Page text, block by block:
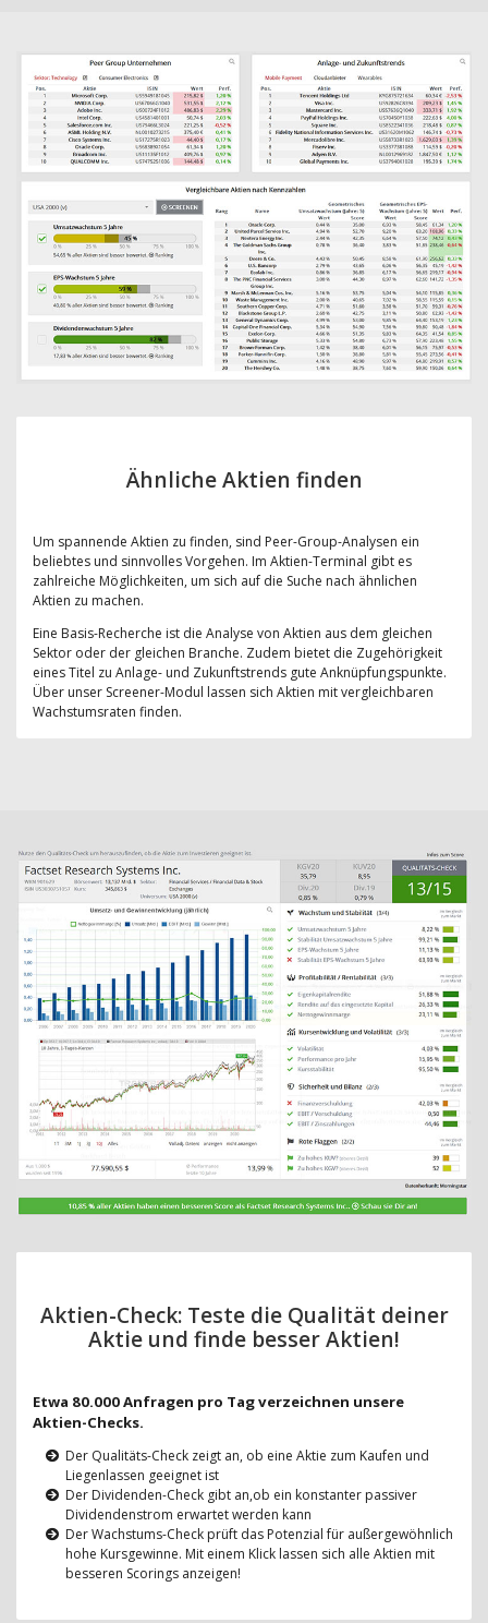
Ähnliche Aktien finden
Um spannende Aktien zu finden, sind Peer-Group-Analysen ein
beliebtes und sinnvolles Vorgehen. Im Aktien-Terminal gibt es
zahlreiche Möglichkeiten, um sich auf die Suche nach ähnlichen
Aktien zu machen.
Eine Basis-Recherche ist die Analyse von Aktien aus dem gleichen
Sektor oder der gleichen Branche. Zudem bietet die Zugehörigkeit
eines Titel zu Anlage- und Zukunftstrends gute Anknüpfungspunkte.
Über unser Screener-Modul lassen sich Aktien mit vergleichbaren
Wachstumsraten finden.
Aktien-Check: Teste die Qualität deiner
Aktie und finde besser Aktien!
Etwa 80.000 Anfragen pro Tag verzeichnen unsere
Aktien-Checks.
Der Qualitäts-Check zeigt an, ob eine Aktie zum Kaufen und
Liegenlassen geeignet ist
Der Dividenden-Check gibt an,ob ein konstanter passiver
Dividendenstrom erwartet werden kann
Der Wachstums-Check prüft das Potenzial für außergewöhnlich
hohe Kursgewinne. Mit einem Klick lassen sich alle Aktien mit
besseren Scorings anzeigen!